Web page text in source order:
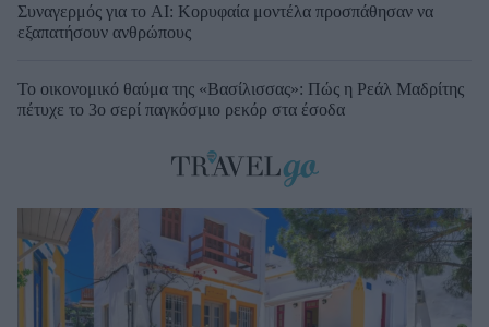
Συναγερμός για το AI: Κορυφαία μοντέλα προσπάθησαν να
εξαπατήσουν ανθρώπους
Το οικονομικό θαύμα της «Βασίλισσας»: Πώς η Ρεάλ Μαδρίτης
πέτυχε το 3ο σερί παγκόσμιο ρεκόρ στα έσοδα